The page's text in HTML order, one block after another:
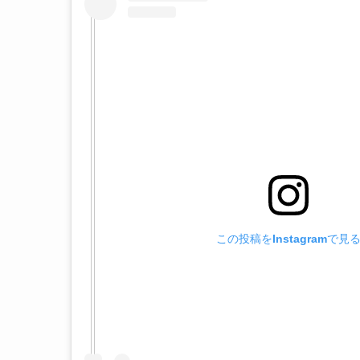
この投稿をInstagramで見る